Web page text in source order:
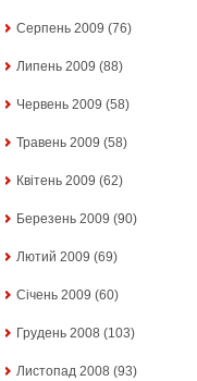
Серпень 2009 (76)
Липень 2009 (88)
Червень 2009 (58)
Травень 2009 (58)
Квітень 2009 (62)
Березень 2009 (90)
Лютий 2009 (69)
Січень 2009 (60)
Грудень 2008 (103)
Листопад 2008 (93)